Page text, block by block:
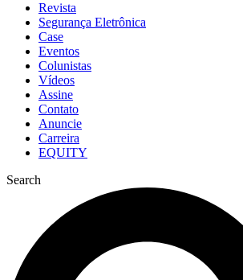
Revista
Segurança Eletrônica
Case
Eventos
Colunistas
Vídeos
Assine
Contato
Anuncie
Carreira
EQUITY
Search